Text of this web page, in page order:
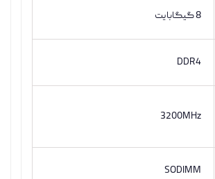
8 گيگابايت
DDR4
3200MHz
SODIMM